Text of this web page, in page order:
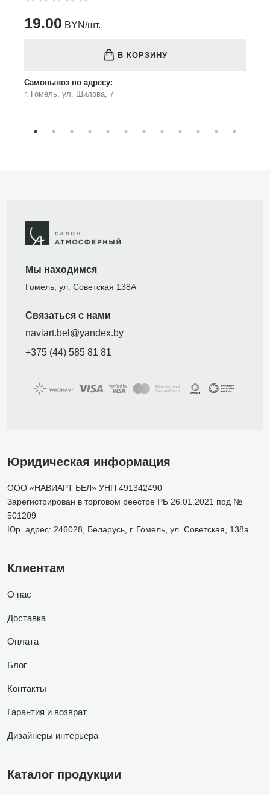
19.00 BYN/шт.
В КОРЗИНУ
Самовывоз по адресу:
г. Гомель, ул. Шилова, 7
Мы находимся
Гомель, ул. Советская 138А
Связаться с нами
naviart.bel@yandex.by
+375 (44) 585 81 81
Юридическая информация
ООО «НАВИАРТ БЕЛ» УНП 491342490
Зарегистрирован в торговом реестре РБ 26.01.2021 под №
501209
Юр. адрес: 246028, Беларусь, г. Гомель, ул. Советская, 138а
Клиентам
О нас
Доставка
Оплата
Блог
Контакты
Гарантия и возврат
Дизайнеры интерьера
Каталог продукции